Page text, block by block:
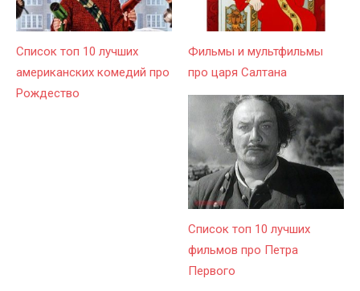
Список топ 10 лучших
американских комедий про
Рождество
Фильмы и мультфильмы
про царя Салтана
Список топ 10 лучших
фильмов про Петра
Первого